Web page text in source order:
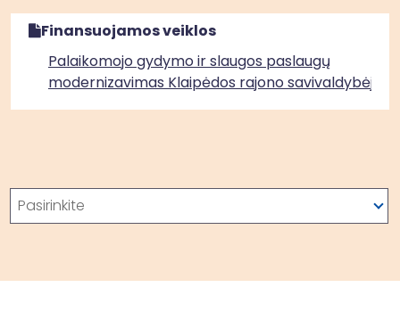
Finansuojamos veiklos
Palaikomojo gydymo ir slaugos paslaugų
modernizavimas Klaipėdos rajono savivaldybėje
Paieška
Pasirinkite